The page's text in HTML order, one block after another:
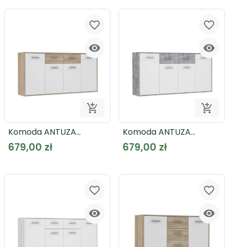


Dodaj do koszyka
favorite_border
Komoda ANTUZA
NTU241
679,00 zł


favorite_border
Komoda ANTUZA
NTU241
679,00 zł

favorite_border

favorite_border